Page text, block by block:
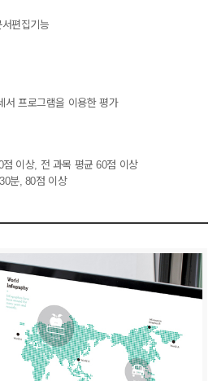
편집기능
서 프로그램을 이용한 평가
이상, 전 과목 평균 60점 이상
분, 80점 이상